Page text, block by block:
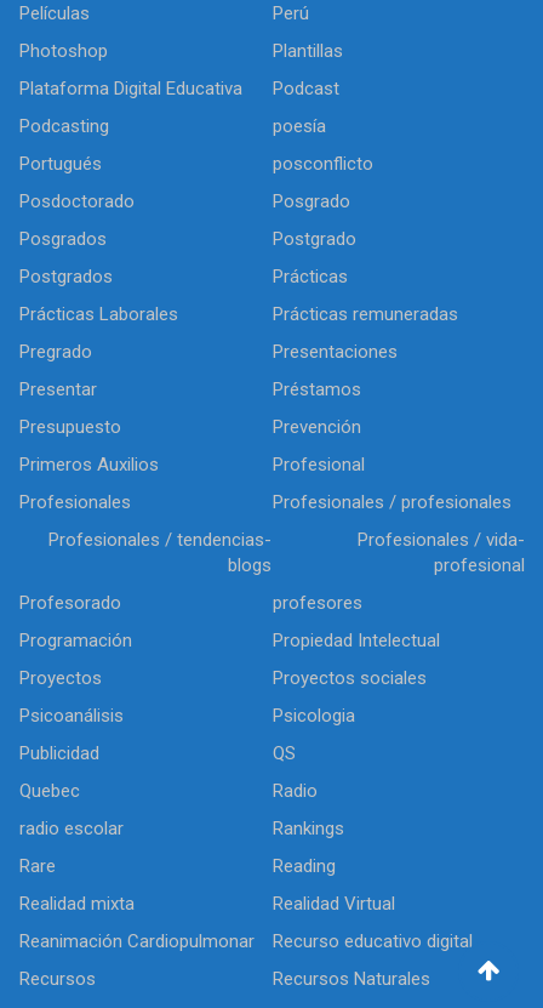
Películas
Perú
Photoshop
Plantillas
Plataforma Digital Educativa
Podcast
Podcasting
poesía
Portugués
posconflicto
Posdoctorado
Posgrado
Posgrados
Postgrado
Postgrados
Prácticas
Prácticas Laborales
Prácticas remuneradas
Pregrado
Presentaciones
Presentar
Préstamos
Presupuesto
Prevención
Primeros Auxilios
Profesional
Profesionales
Profesionales / profesionales
Profesionales / tendencias-
blogs
Profesionales / vida-
profesional
Profesorado
profesores
Programación
Propiedad Intelectual
Proyectos
Proyectos sociales
Psicoanálisis
Psicologia
Publicidad
QS
Quebec
Radio
radio escolar
Rankings
Rare
Reading
Realidad mixta
Realidad Virtual
Reanimación Cardiopulmonar
Recurso educativo digital
Recursos
Recursos Naturales